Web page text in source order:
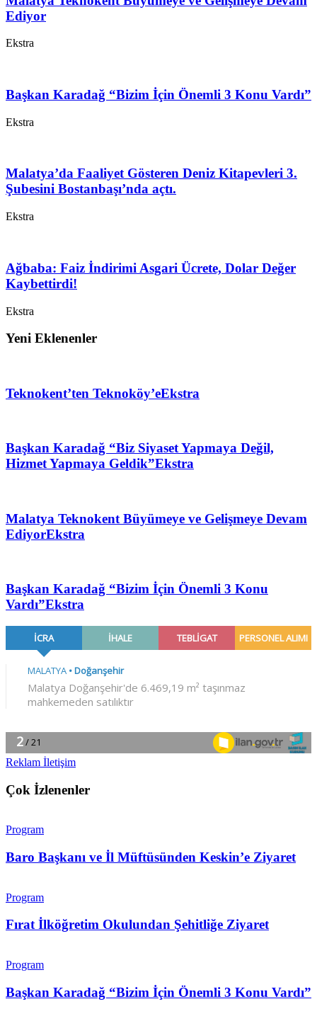
Ediyor
Ekstra
Başkan Karadağ “Bizim İçin Önemli 3 Konu Vardı”
Ekstra
Malatya’da Faaliyet Gösteren Deniz Kitapevleri 3.
Şubesini Bostanbaşı’nda açtı.
Ekstra
Ağbaba: Faiz İndirimi Asgari Ücrete, Dolar Değer
Kaybettirdi!
Ekstra
Yeni Eklenenler
Teknokent’ten Teknoköy’eEkstra
Başkan Karadağ “Biz Siyaset Yapmaya Değil,
Hizmet Yapmaya Geldik”Ekstra
Malatya Teknokent Büyümeye ve Gelişmeye Devam
EdiyorEkstra
Başkan Karadağ “Bizim İçin Önemli 3 Konu
Vardı”Ekstra
Reklam İletişim
Çok İzlenenler
Program
Baro Başkanı ve İl Müftüsünden Keskin’e Ziyaret
Program
Fırat İlköğretim Okulundan Şehitliğe Ziyaret
Program
Başkan Karadağ “Bizim İçin Önemli 3 Konu Vardı”